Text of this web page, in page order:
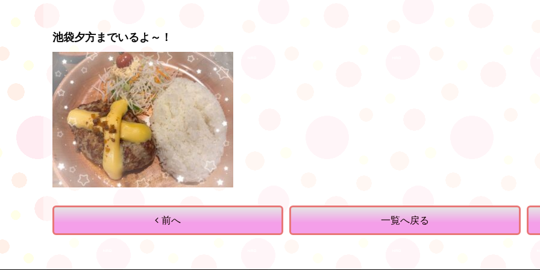
池袋夕方までいるよ～！
前へ 一覧へ戻る